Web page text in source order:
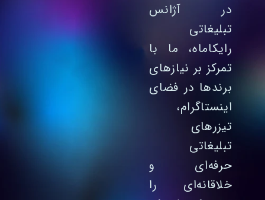
در آژانس
تبلیغاتی
رایکاماه، ما با
تمرکز بر نیازهای
برندها در فضای
اینستاگرام،
تیزرهای
تبلیغاتی
حرفه‌ای و
خلاقانه‌ای را